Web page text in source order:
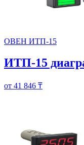
ОВЕН ИТП-15
ИТП-15
от 41 846 ₸